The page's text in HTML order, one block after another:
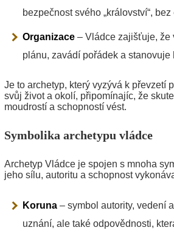
bezpečnost svého „království“,
Organizace – Vládce zajišťuje, že
plánu, zavádí pořádek a stanovuje
Je to archetyp, který vyzývá k převzetí
svůj život a okolí, připomínajíc, že
moudrostí a schopností vést.
Symbolika archetypu vládce
Archetyp Vládce je spojen s mnoha
jeho sílu, autoritu a schopnost
Koruna – symbol autority, vedení
uznání, ale také odpovědnosti,